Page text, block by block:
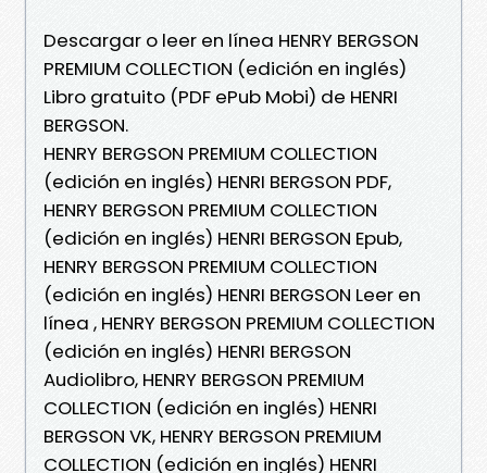
Descargar o leer en línea HENRY BERGSON
PREMIUM COLLECTION (edición en inglés)
Libro gratuito (PDF ePub Mobi) de HENRI
BERGSON.
HENRY BERGSON PREMIUM COLLECTION
(edición en inglés) HENRI BERGSON PDF,
HENRY BERGSON PREMIUM COLLECTION
(edición en inglés) HENRI BERGSON Epub,
HENRY BERGSON PREMIUM COLLECTION
(edición en inglés) HENRI BERGSON Leer en
línea , HENRY BERGSON PREMIUM COLLECTION
(edición en inglés) HENRI BERGSON
Audiolibro, HENRY BERGSON PREMIUM
COLLECTION (edición en inglés) HENRI
BERGSON VK, HENRY BERGSON PREMIUM
COLLECTION (edición en inglés) HENRI